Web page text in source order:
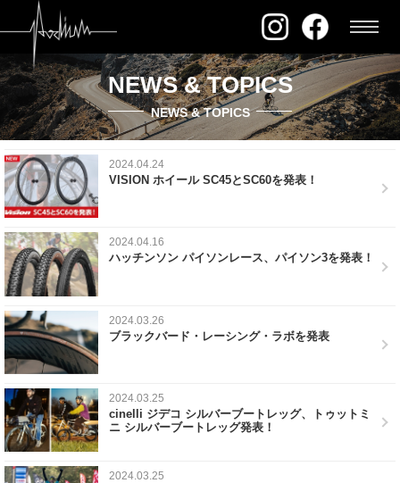
NEWS & TOPICS
NEWS & TOPICS
2024.04.24
VISION ホイール SC45とSC60を発表！
2024.04.16
ハッチンソン パイソンレース、パイソン3を発表！
2024.03.26
ブラックバード・レーシング・ラボを発表
2024.03.25
cinelli ジデコ シルバーブートレッグ、トゥットミ
ニ シルバーブートレッグ発表！
2024.03.25